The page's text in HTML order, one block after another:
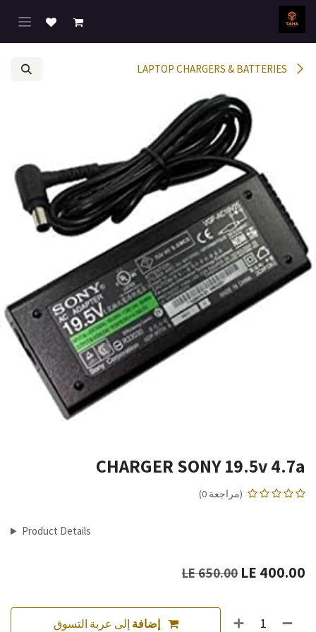
تخطي للذهاب إلى المحتوى
CHARGER SONY 19.5v 4.7a
(مراجعة 0)
Product Details
400.00
650.00
LE
إضافة إلى عربة التسوق